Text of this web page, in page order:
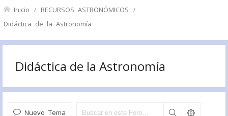
Inicio RECURSOS ASTRONÓMICOS
Didáctica de la Astronomía
Didáctica de la Astronomía
Nuevo Tema